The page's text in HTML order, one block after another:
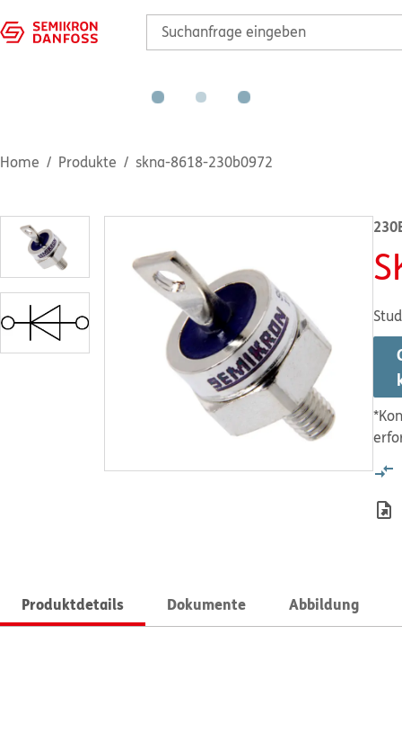
Home Produkte skna-8618-230b0972
Produktdetails Dokumente Abbildung